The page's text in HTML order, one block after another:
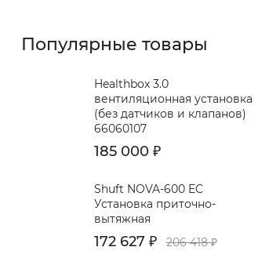
Популярные товары
Healthbox 3.0
вентиляционная установка
(без датчиков и клапанов)
66060107
185 000 ₽
Shuft NOVA-600 EC
Установка приточно-
вытяжная
172 627 ₽ 206 418₽